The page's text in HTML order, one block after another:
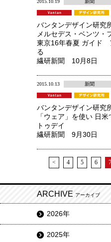
2015.10.19 新聞
バンタンデザイン研究
メルセデス・ベンツ・
東京16年春夏 ガイド
る
繊研新聞 10月8日
2015.10.13 新聞
バンタンデザイン研究
「ウェア」を使い 日
トゥデイ
繊研新聞 9月30日
< 4 5 6 7
ARCHIVE アーカイブ
2026年
2025年